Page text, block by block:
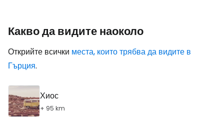
Какво да видите наоколо
Открийте всички места, които трябва да видите в
Гърция.
Хиос
+ 95 km